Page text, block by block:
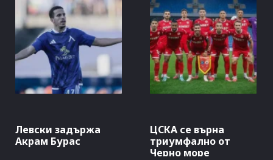
Левски задържа
Акрам Бурас
ЦСКА се върна
триумфално от
Черно море